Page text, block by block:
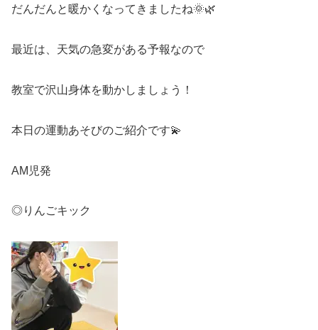
だんだんと暖かくなってきましたね🌞🌿
最近は、天気の急変がある予報なので
教室で沢山身体を動かしましょう！
本日の運動あそびのご紹介です💫
AM児発
◎りんごキック